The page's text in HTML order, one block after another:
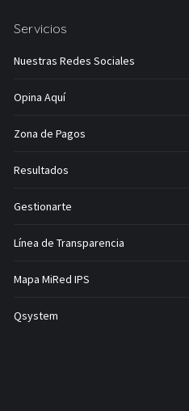
Servicios
Nuestras Redes Sociales
Opina Aquí
Zona de Pagos
Resultados
Gestionarte
Línea de Transparencia
Mapa MiRed IPS
Qsystem